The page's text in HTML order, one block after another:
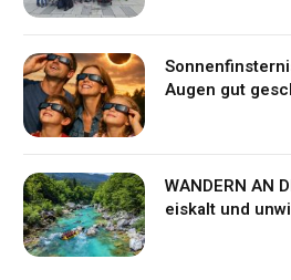
Augen gut
WANDERN AN
eiskalt und